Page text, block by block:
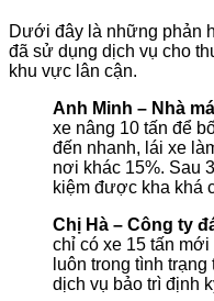
Dưới đây là những phản
đã sử dụng dịch vụ cho
khu vực lân cận.
Anh Minh – Nhà
xe nâng 10 tấn để
đến nhanh, lái xe
nơi khác 15%. Sau
kiệm được kha khá
Chị Hà – Công ty
chỉ có xe 15 tấn
luôn trong tình
dịch vụ bảo trì định